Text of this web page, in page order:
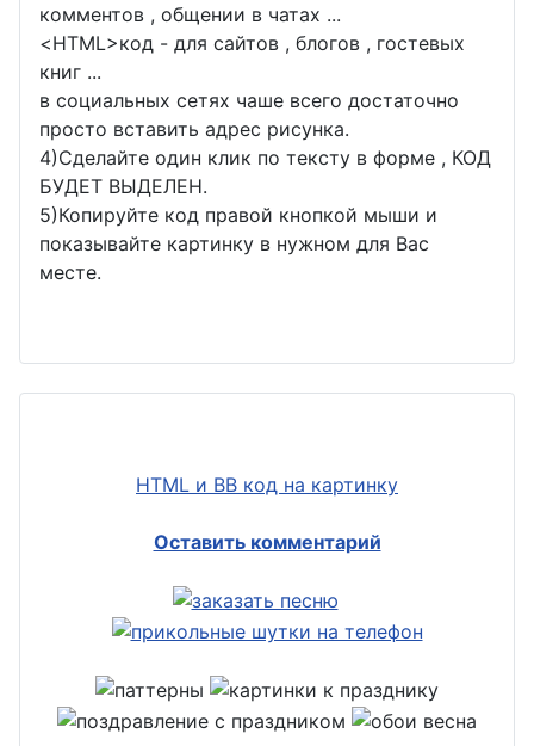
комментов , общении в чатах ...
<HTML>код - для сайтов , блогов , гостевых
книг ...
в социальных сетях чаше всего достаточно
просто вставить адрес рисунка.
4)Сделайте один клик по тексту в форме , КОД
БУДЕТ ВЫДЕЛЕН.
5)Копируйте код правой кнопкой мыши и
показывайте картинку в нужном для Вас
месте.
HTML и BB код на картинку
Оставить комментарий